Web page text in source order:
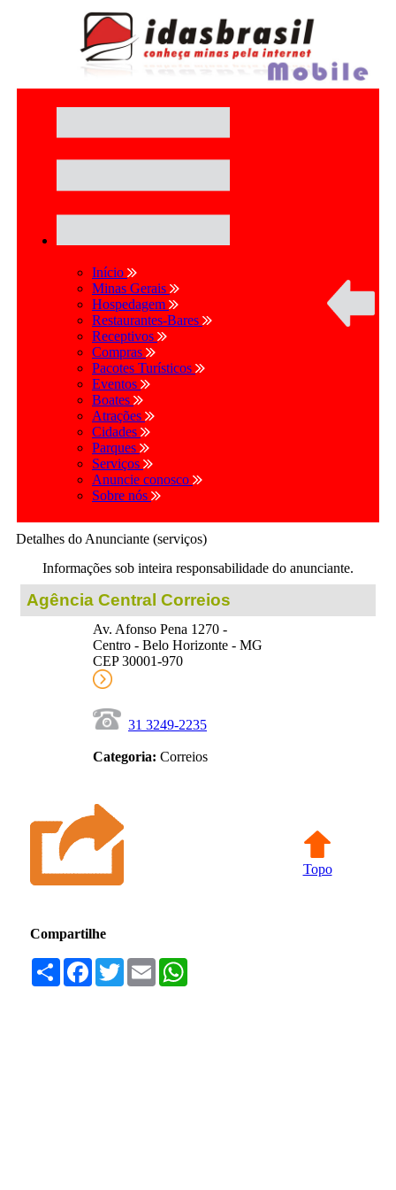
Início
Minas Gerais
Hospedagem
Restaurantes-Bares
Receptivos
Compras
Pacotes Turísticos
Eventos
Boates
Atrações
Cidades
Parques
Serviços
Anuncie conosco
Sobre nós
Detalhes do Anunciante (serviços)
Informações sob inteira responsabilidade do anunciante.
Agência Central Correios
Av. Afonso Pena 1270 -
Centro - Belo Horizonte - MG
CEP 30001-970
31 3249-2235
Categoria: Correios
Topo
Compartilhe
Compartilhar
Facebook
TwitterEmail